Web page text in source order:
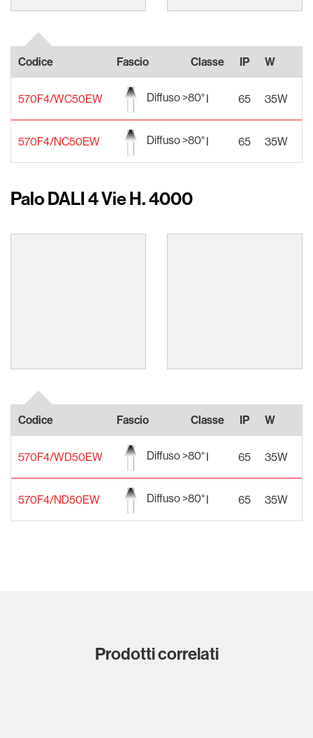
Codice Fascio Classe IP W
570F4/WC50EW Diffuso >80°I 65 35W
570F4/NC50EW Diffuso >80°I 65 35W
Palo DALI 4 Vie H. 4000
Codice Fascio Classe IP W
570F4/WD50EW Diffuso >80°I 65 35W
570F4/ND50EW Diffuso >80°I 65 35W
Prodotti correlati